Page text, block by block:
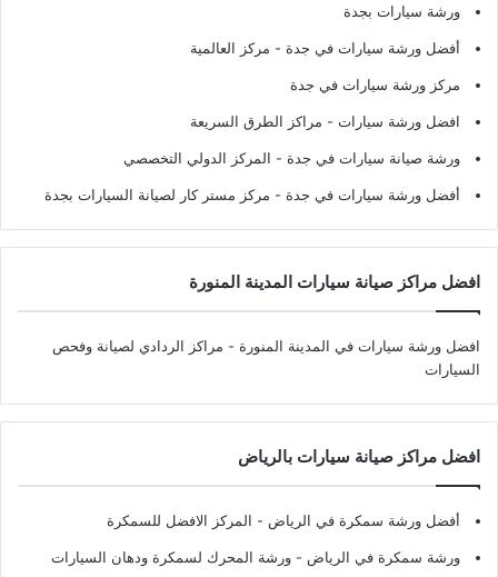
ورشة سيارات بجدة
أفضل ورشة سيارات في جدة - مركز العالمية
مركز ورشة سيارات في جدة
افضل ورشة سيارات - مراكز الطرق السريعة
ورشة صيانة سيارات في جدة - المركز الدولي التخصصي
أفضل ورشة سيارات في جدة - مركز مستر كار لصيانة السيارات بجدة
افضل مراكز صيانة سيارات المدينة المنورة
افضل ورشة سيارات في المدينة المنورة - مراكز الردادي لصيانة وفحص
السيارات
افضل مراكز صيانة سيارات بالرياض
أفضل ورشة سمكرة في الرياض - المركز الافضل للسمكرة
ورشة سمكرة في الرياض - ورشة المحرك لسمكرة ودهان السيارات